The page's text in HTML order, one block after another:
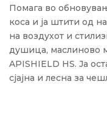
Помага во
коса и ја штити од
на воздухот и
душица, маслиново
APISHIELD HS. Ја
сјајна и лесна за